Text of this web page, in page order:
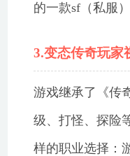
的一款sf（私服）
3.变态传奇玩家
游戏继承了《传
级、打怪、探险
样的职业选择：